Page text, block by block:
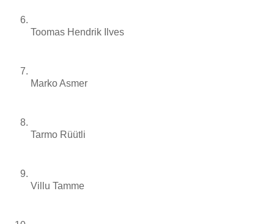
Toomas Hendrik Ilves
Marko Asmer
Tarmo Rüütli
Villu Tamme